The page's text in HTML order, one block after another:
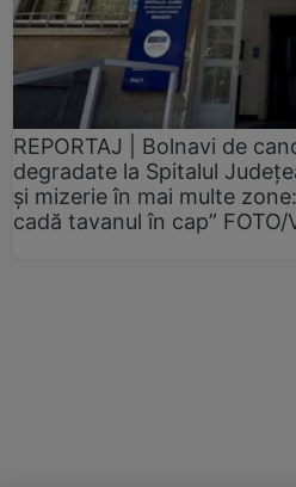
REPORTAJ | Bolnavi de
degradate la Spitalul
și mizerie în mai multe
cadă tavanul în cap” FOTO/